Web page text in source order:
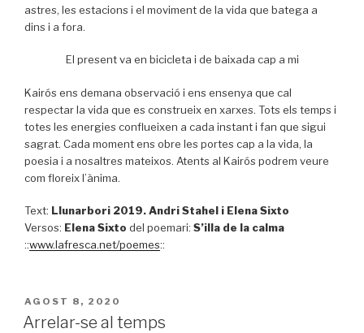
astres, les estacions i el moviment de la vida que batega a
dins i a fora.
El present va en bicicleta i de baixada cap a mi
Kairós ens demana observació i ens ensenya que cal
respectar la vida que es construeix en xarxes. Tots els temps i
totes les energies conflueixen a cada instant i fan que sigui
sagrat. Cada moment ens obre les portes cap a la vida, la
poesia i a nosaltres mateixos. Atents al Kairós podrem veure
com floreix l’ànima.
Text: Llunarbori 2019. Andri Stahel i Elena Sixto
Versos: Elena Sixto del poemari: S’illa de la calma
::www.lafresca.net/poemes::
PUBLICAT
A
AGOST 8, 2020
Arrelar-se al temps